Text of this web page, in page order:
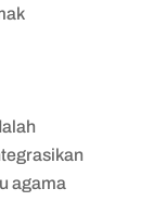
agama